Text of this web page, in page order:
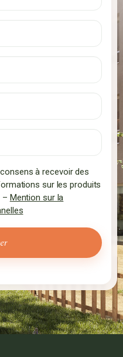
à recevoir des
sur les produits
– Mention sur la